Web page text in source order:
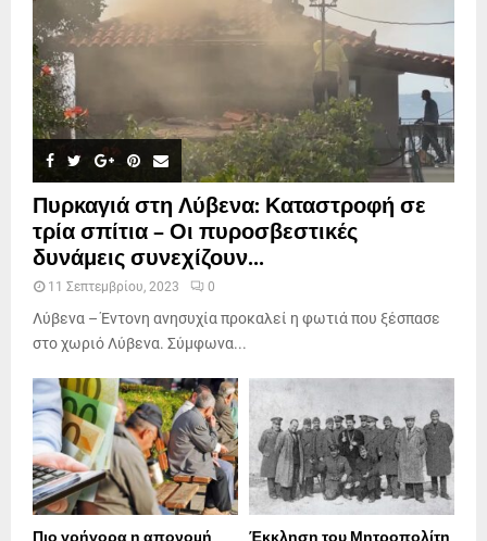
Πυρκαγιά στη Λύβενα: Καταστροφή σε
τρία σπίτια – Οι πυροσβεστικές
δυνάμεις συνεχίζουν...
11 Σεπτεμβρίου, 2023 0
Λύβενα – Έντονη ανησυχία προκαλεί η φωτιά που ξέσπασε
στο χωριό Λύβενα. Σύμφωνα...